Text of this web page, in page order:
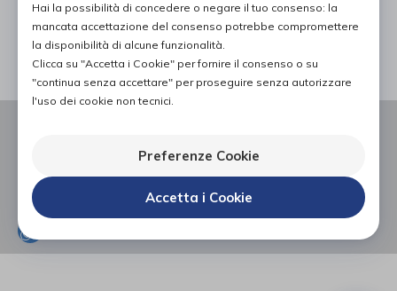
PAGINA 1 DI 0
INFO@NERITEAM.COM
WHATSAPP
Hai la possibilità di concedere o negare il tuo consenso: la
mancata accettazione del consenso potrebbe compromettere
la disponibilità di alcune funzionalità.
Clicca su "Accetta i Cookie" per fornire il consenso o su
"continua senza accettare" per proseguire senza autorizzare
l'uso dei cookie non tecnici.
Preferenze Cookie
Accetta i Cookie